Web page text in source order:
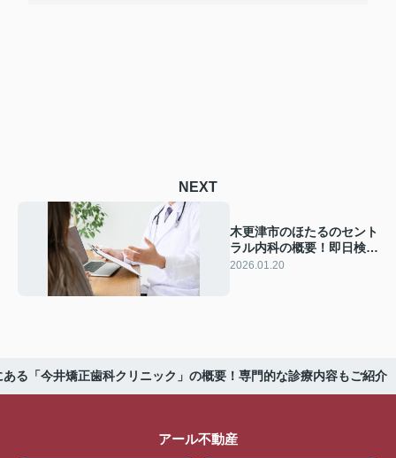
NEXT
木更津市のほたるのセント
ラル内科の概要！即日検査
や予約制もご紹介
2026.01.20
ある「今井矯正歯科クリニック」の概要！専門的な診療内容もご紹介
アール不動産